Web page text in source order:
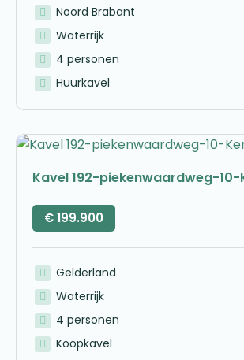
Noord Brabant
Waterrijk
4 personen
Huurkavel
Kavel 192-piekenwaardweg-
€199.900
Gelderland
Waterrijk
4 personen
Koopkavel